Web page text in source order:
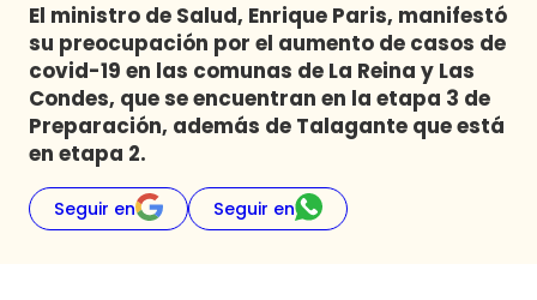
El ministro de Salud, Enrique Paris, manifestó
su preocupación por el aumento de casos de
covid-19 en las comunas de La Reina y Las
Condes, que se encuentran en la etapa 3 de
Preparación, además de Talagante que está
en etapa 2.
Seguir en Seguir en
El Tiempo
Sabingo
Todos Los Programas